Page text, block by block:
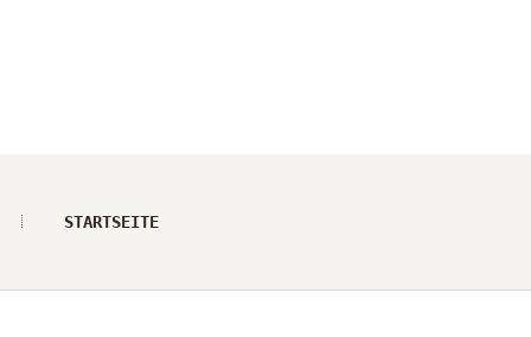
STARTSEITE